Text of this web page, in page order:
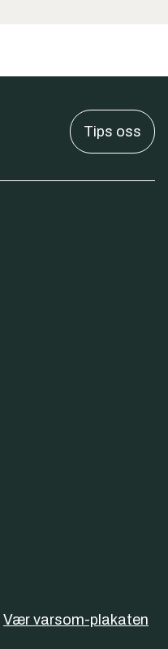
Tips oss
Vær varsom-plakaten